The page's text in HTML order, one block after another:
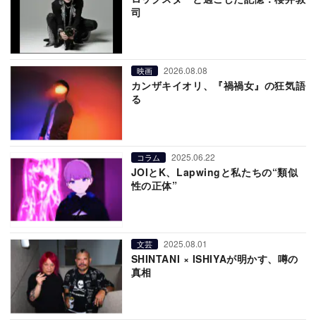
司
映画 2026.08.08
カンザキイオリ、『禍禍女』の狂気語
る
コラム 2025.06.22
JOIとK、Lapwingと私たちの“類似
性の正体”
文芸 2025.08.01
SHINTANI × ISHIYAが明かす、噂の
真相